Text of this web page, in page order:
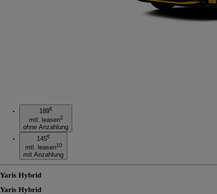
189€
mtl. leasen2
ohne Anzahlung
145€
mtl. leasen10
mit Anzahlung
Yaris Hybrid
Yaris Hybrid